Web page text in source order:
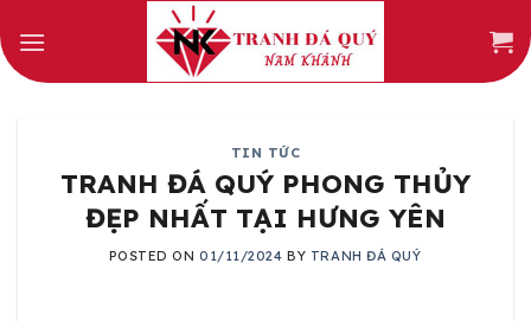
to
content
TIN TỨC
TRANH ĐÁ QUÝ PHONG THỦY
ĐẸP NHẤT TẠI HƯNG YÊN
POSTED ON 01/11/2024 BY TRANH ĐÁ QUÝ